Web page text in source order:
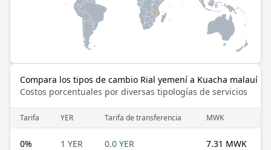
Compara los tipos de cambio Rial yemení a Kuacha malauí
Costos porcentuales por diversas tipologías de servicios
Tarifa YER Tarifa de transferencia MWK
0% 1 YER 0.0 YER 7.31 MWK